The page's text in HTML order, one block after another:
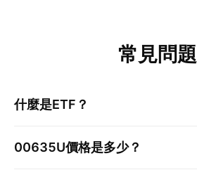
常見問題
什麼是ETF？
00635U價格是多少？